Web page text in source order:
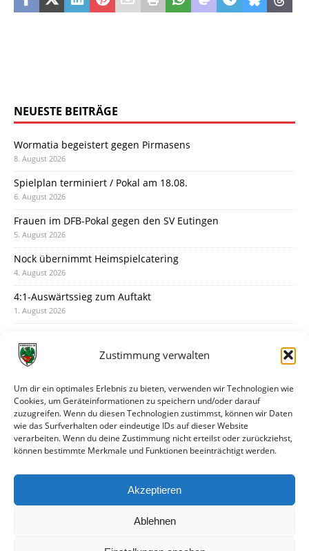
Zustimmung verwalten
Um dir ein optimales Erlebnis zu bieten, verwenden wir Technologien wie
Cookies, um Geräteinformationen zu speichern und/oder darauf
zuzugreifen. Wenn du diesen Technologien zustimmst, können wir Daten
wie das Surfverhalten oder eindeutige IDs auf dieser Website
verarbeiten. Wenn du deine Zustimmung nicht erteilst oder zurückziehst,
können bestimmte Merkmale und Funktionen beeinträchtigt werden.
Akzeptieren
Ablehnen
NEUESTE BEITRÄGE
Wormatia begeistert gegen Pirmasens
8. August 2026
Spielplan terminiert / Pokal am 18.08.
6. August 2026
Frauen im DFB-Pokal gegen den SV Eutingen
5. August 2026
Nock übernimmt Heimspielcatering
4. August 2026
4:1-Auswärtssieg zum Auftakt
1. August 2026
31. Juli 2026
30. Juli 2026
Deine Spielminute: 89+1
28. Juli 2026
Neuer Rückensponsor
Neue Podcast-Folge: So tickt Björn!
27. Juli 2026